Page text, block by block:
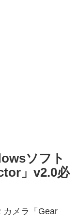
ソフト
」v2.0必
カメラ「Gear